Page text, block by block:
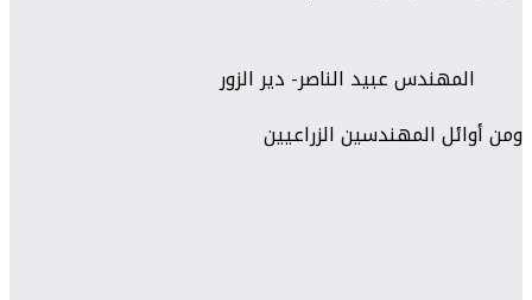
المهندس عبيد الناصر- دير الزور
ومن أوائل المهندسين الزراعيين